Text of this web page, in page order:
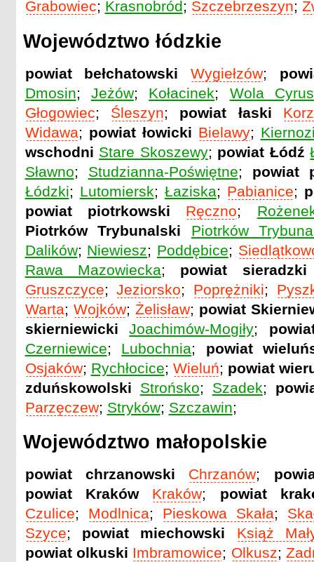
Grabowiec; Krasnobród; Szczebrzeszyn;
Województwo łódzkie
powiat bełchatowski Wygiełzów;
Dmosin; Jeżów; Kołacinek; Wola
Głogowiec; Śleszyn; powiat łaski
Widawa; powiat łowicki Bielawy;
wschodni Stare Skoszewy; powiat Łódź
Sławno; Studzianna-Poświętne; powiat
Łódzki; Lutomiersk; Łaziska; Pabianice;
powiat piotrkowski
Ręczno;
Piotrków Trybunalski
Piotrków
Dalików; Niewiesz; Poddębice;
Rawa Mazowiecka; powiat sieradzki
Gruszczyce;Jeziorsko; Poprężniki;
Warta; Wojków; Żelisław; powiat
skierniewicki
Joachimów-Mogiły;
Czerniewice; Lubochnia; powiat
Osjaków; Rychłocice; Wieluń; powiat
zduńskowolski
Strońsko; Szadek;
Parzęczew; Stryków; Szczawin;
Województwo małopolskie
powiat chrzanowski Chrzanów;
powiat Kraków
Kraków; powiat
Czulice; Modlnica; Pieskowa Skała;
Szyce; powiat miechowski
Książ
powiat olkuski Imbramowice; Olkusz;